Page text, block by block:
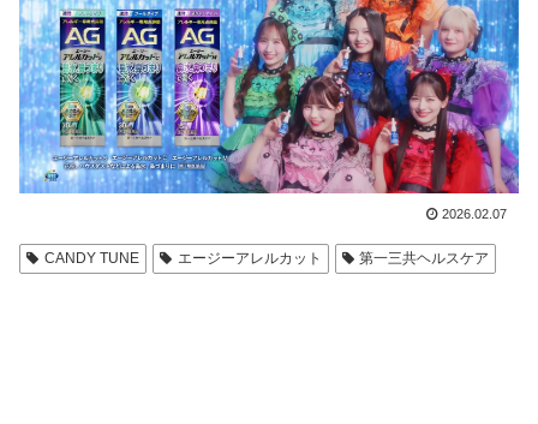
2026.02.07
CANDY TUNE エージーアレルカット 第一三共ヘルスケア